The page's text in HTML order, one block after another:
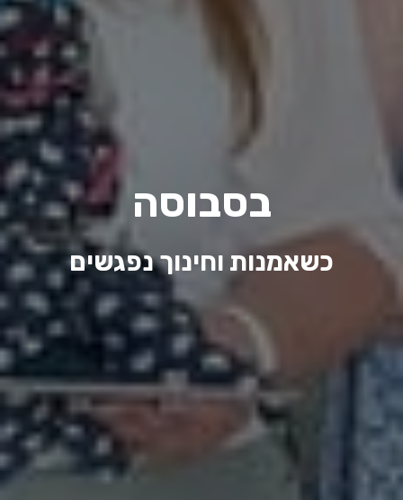
בסבוסה
כשאמנות וחינוך נפגשים